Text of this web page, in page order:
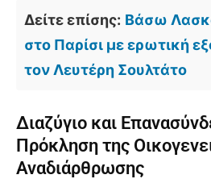
Δείτε επίσης: Βάσω
στο Παρίσι με ερωτική
τον Λευτέρη Σουλτάτο
Διαζύγιο και
Πρόκληση της
Αναδιάρθρωσης